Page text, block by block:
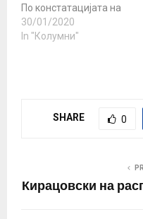
По констатацијата на
врхушката на вмровци
дека никој нема да
како никој…
30/01/2020
In "Колумни"
SHARE 0
Кирацовски на